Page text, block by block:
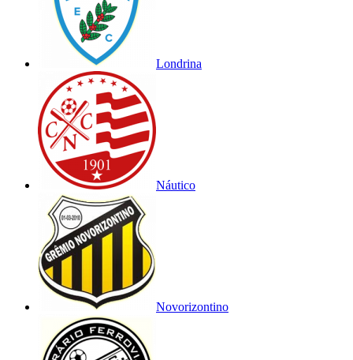
Londrina
Náutico
Novorizontino